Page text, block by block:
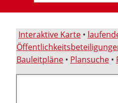
Interaktive Karte•
Bauleitpläne• Plansuche•